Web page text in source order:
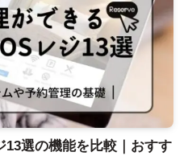
13選の機能を比較｜おすす